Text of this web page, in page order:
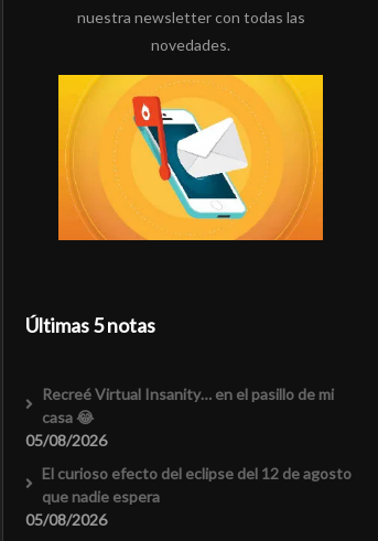
nuestra newsletter con todas las
novedades.
Últimas 5 notas
Recreé Virtual Insanity… en el pasillo de mi
casa 😂
05/08/2026
El curioso efecto del eclipse del 12 de agosto
que nadie espera
05/08/2026